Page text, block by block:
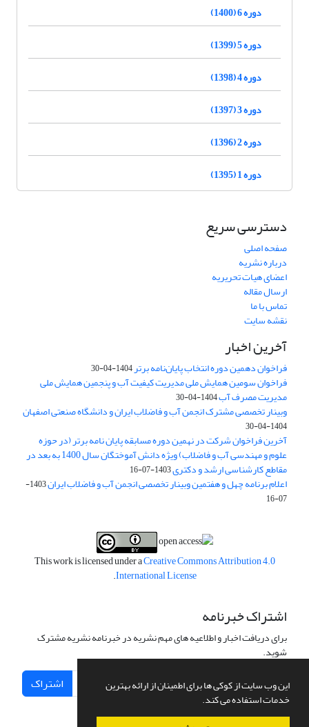
این وب سایت از کوکی ها برای اطمینان از ارائه بهترین
خدمات استفاده می کند.
دوره 6 (1400)
دوره 5 (1399)
دوره 4 (1398)
دوره 3 (1397)
دوره 2 (1396)
دوره 1 (1395)
دسترسی سریع
صفحه اصلی
درباره نشریه
اعضای هیات تحریریه
ارسال مقاله
تماس با ما
نقشه سایت
آخرین اخبار
فراخوان دهمین دوره انتخاب پایان‌نامه برتر1404-04-30
فراخوان سومین همایش ملی مدیریت کیفیت آب و پنجمین همایش ملی
مدیریت مصرف آب1404-04-30
وبینار تخصصی مشترک انجمن آب و فاضلاب ایران و دانشگاه صنعتی اصفهان
1404-04-30
آخرین فراخوان شرکت در نهمین دوره مسابقه پایان نامه برتر (در حوزه
علوم و مهندسی آب و فاضلاب) ویژه دانش آموختگان سال 1400 به بعد در
مقاطع کارشناسی ارشد و دکتری1403-07-16
اعلام برنامه چهل و هفتمین وبینار تخصصی انجمن آب و فاضلاب ایران
1403-
07-16
This work is licensed under aCreative Commons Attribution 4.0
International License
.
اشتراک خبرنامه
برای دریافت اخبار و اطلاعیه های مهم نشریه در خبرنامه نشریه مشترک
شوید.
اشتراک